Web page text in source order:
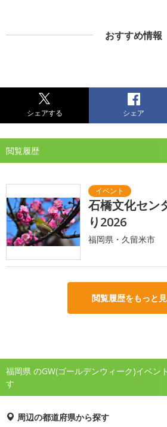
おすすめ情報
シェアする シェア
閲覧履歴
石橋文化セン
り2026
福岡県・久留米市
閲覧履歴をもっと
福岡県 のGW(ゴールデンウィーク)イベン
す
周辺の都道府県から探す